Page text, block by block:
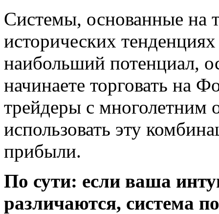
Системы, основанные на
исторических
наибольший потенциал,
начинаете торговать на
трейдеры с
использовать эту
прибыли.
По сути: если ваша
различаются, система